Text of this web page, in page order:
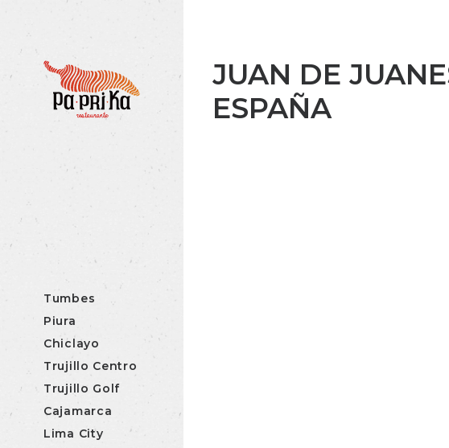
Tumbes
Piura
Chiclayo
Trujillo Centro
Trujillo Golf
Cajamarca
Lima City
JUAN DE
ESPAÑA